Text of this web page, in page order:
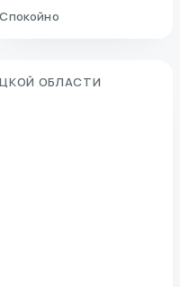
Спокойно
ОБЛАСТИ